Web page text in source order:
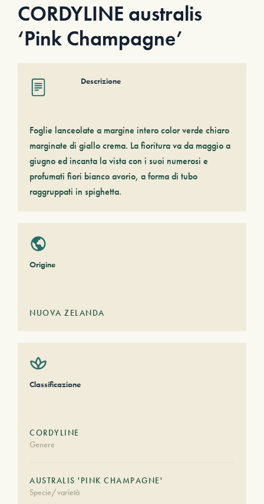
CORDYLINE australis
‘Pink Champagne’
Descrizione
Foglie lanceolate a margine intero color verde chiaro
marginate di giallo crema. La fioritura va da maggio a
giugno ed incanta la vista con i suoi numerosi e
profumati fiori bianco avorio, a forma di tubo
raggruppati in spighetta.
Origine
NUOVA ZELANDA
Classificazione
CORDYLINE
Genere
AUSTRALIS 'PINK CHAMPAGNE'
Specie/varietà